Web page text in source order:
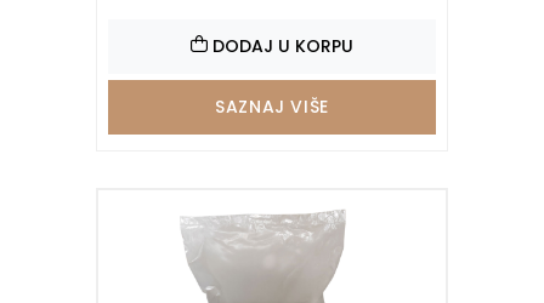
DODAJ U KORPU
SAZNAJ VIŠE